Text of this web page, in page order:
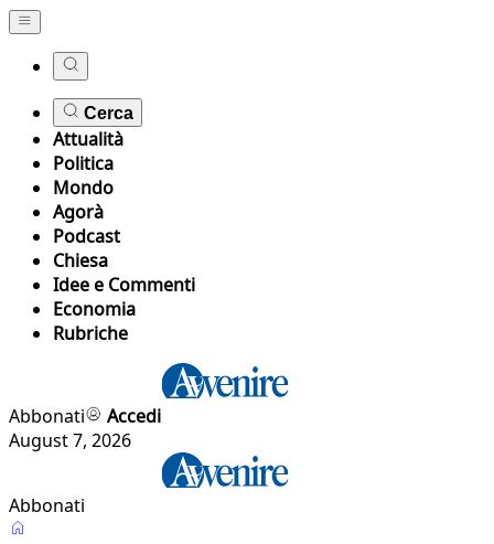
Cerca
Attualità
Politica
Mondo
Agorà
Podcast
Chiesa
Idee e Commenti
Economia
Rubriche
Abbonati
Accedi
August 7, 2026
Abbonati